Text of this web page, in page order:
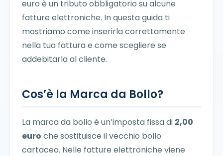
euro è un tributo obbligatorio su alcune
fatture elettroniche. In questa guida ti
mostriamo come inserirla correttamente
nella tua fattura e come scegliere se
addebitarla al cliente.
Cos’è la Marca da Bollo?
La marca da bollo è un’imposta fissa di 2,00
euro che sostituisce il vecchio bollo
cartaceo. Nelle fatture elettroniche viene